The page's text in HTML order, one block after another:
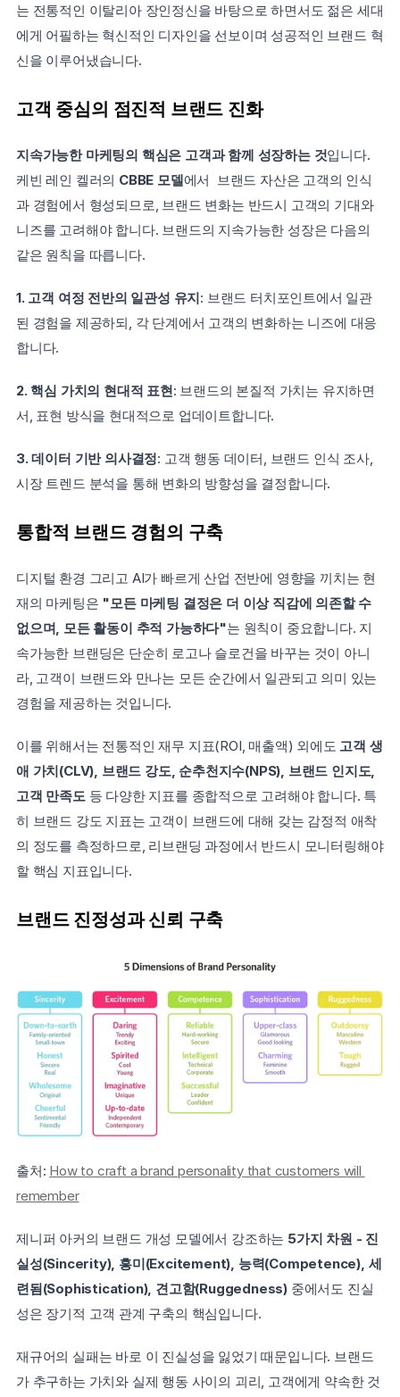
는 전통적인 이탈리아 장인정신을 바탕으로 하면서도 젊은 세대
에게 어필하는 혁신적인 디자인을 선보이며 성공적인 브랜드 혁
신을 이루어냈습니다.
고객 중심의 점진적 브랜드 진화
지속가능한 마케팅의 핵심은 고객과 함께 성장하는 것입니다.
케빈 레인 켈러의 CBBE 모델에서  브랜드 자산은 고객의 인식
과 경험에서 형성되므로, 브랜드 변화는 반드시 고객의 기대와
니즈를 고려해야 합니다. 브랜드의 지속가능한 성장은 다음의
같은 원칙을 따릅니다.
1. 고객 여정 전반의 일관성 유지: 브랜드 터치포인트에서 일관
된 경험을 제공하되, 각 단계에서 고객의 변화하는 니즈에 대응
합니다.
2. 핵심 가치의 현대적 표현: 브랜드의 본질적 가치는 유지하면
서, 표현 방식을 현대적으로 업데이트합니다.
3. 데이터 기반 의사결정: 고객 행동 데이터, 브랜드 인식 조사,
시장 트렌드 분석을 통해 변화의 방향성을 결정합니다.
통합적 브랜드 경험의 구축
디지털 환경 그리고 AI가 빠르게 산업 전반에 영향을 끼치는 현
재의 마케팅은 "모든 마케팅 결정은 더 이상 직감에 의존할 수
없으며, 모든 활동이 추적 가능하다"는 원칙이 중요합니다. 지
속가능한 브랜딩은 단순히 로고나 슬로건을 바꾸는 것이 아니
라, 고객이 브랜드와 만나는 모든 순간에서 일관되고 의미 있는
경험을 제공하는 것입니다.
이를 위해서는 전통적인 재무 지표(ROI, 매출액) 외에도 고객 생
애 가치(CLV), 브랜드 강도, 순추천지수(NPS), 브랜드 인지도,
고객 만족도 등 다양한 지표를 종합적으로 고려해야 합니다. 특
히 브랜드 강도 지표는 고객이 브랜드에 대해 갖는 감정적 애착
의 정도를 측정하므로, 리브랜딩 과정에서 반드시 모니터링해야
할 핵심 지표입니다.
브랜드 진정성과 신뢰 구축
출처: How to craft a brand personality that customers will
remember
제니퍼 아커의 브랜드 개성 모델에서 강조하는 5가지 차원 - 진
실성(Sincerity), 흥미(Excitement), 능력(Competence), 세
련됨(Sophistication), 견고함(Ruggedness) 중에서도 진실
성은 장기적 고객 관계 구축의 핵심입니다.
재규어의 실패는 바로 이 진실성을 잃었기 때문입니다. 브랜드
가 추구하는 가치와 실제 행동 사이의 괴리, 고객에게 약속한 것